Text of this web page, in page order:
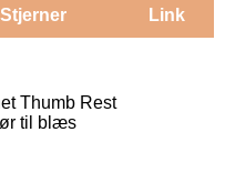
Stjerner Link
Thumb Rest
til blæs